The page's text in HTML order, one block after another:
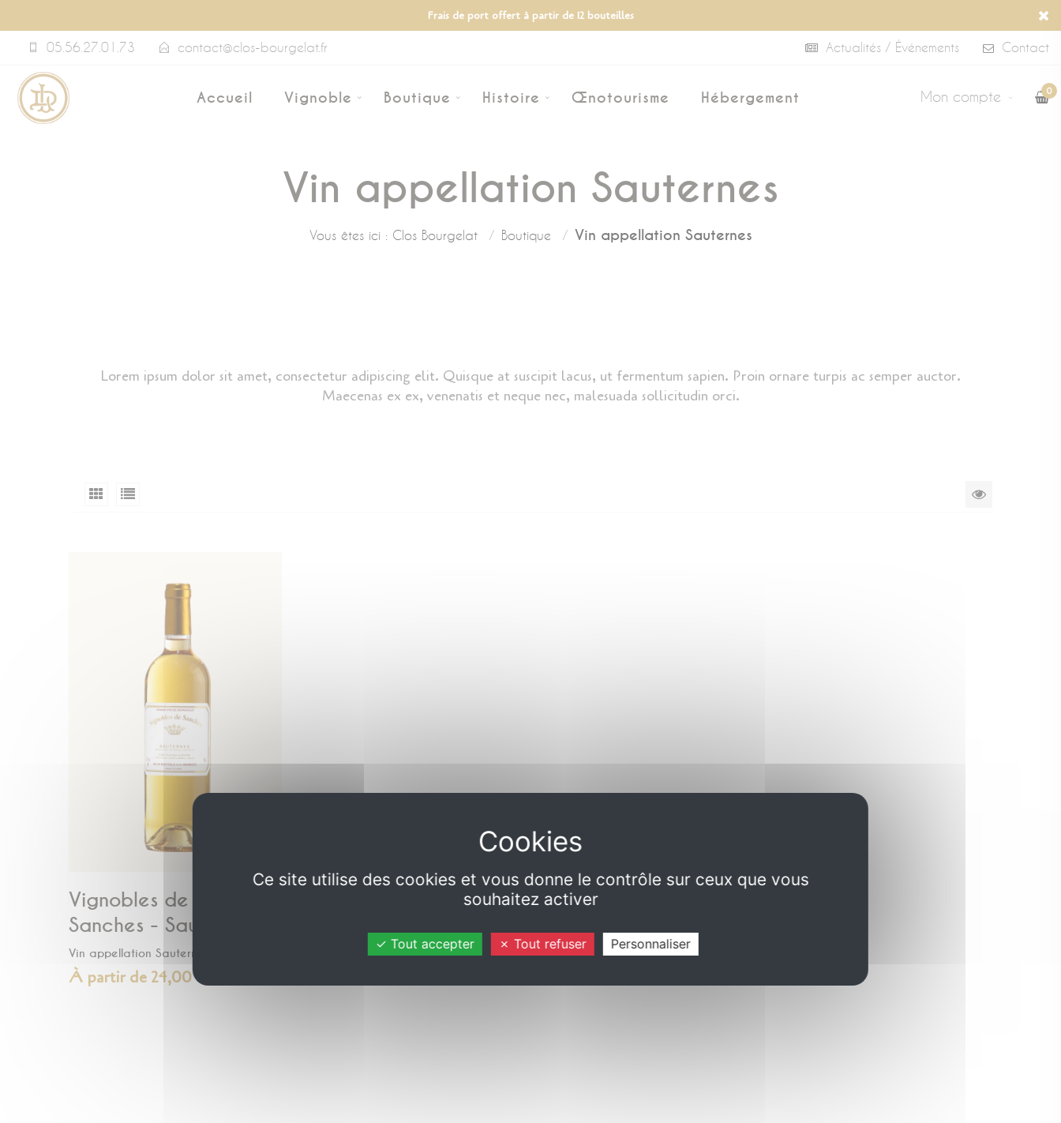
Frais de port offert à partir de 12 bouteilles
05.56.27.01.73 contact@clos-bourgelat.fr Actualités / Événements Contact
Accueil Vignoble Boutique Histoire Œnotourisme Hébergement Mon compte 0
Vin appellation Sauternes
Vous êtes ici : Clos Bourgelat Boutique Vin appellation Sauternes
Lorem ipsum dolor sit amet, consectetur adipiscing elit. Quisque at suscipit lacus, ut fermentum sapien. Proin ornare turpis ac semper auctor.
Maecenas ex ex, venenatis et neque nec, malesuada sollicitudin orci.
Vignobles de
Sanches - Sauternes
Vin appellation Sauternes
À partir de 24,00 €
Ce site utilise des cookies et vous donne le contrôle sur ceux que vous
souhaitez activer
Tout accepter Tout refuser Personnaliser